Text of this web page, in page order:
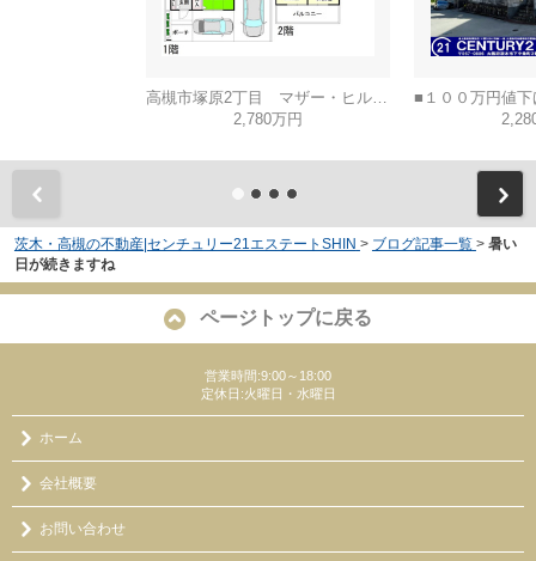
2,780万円
茨木・高槻の不動産|センチュリー21エステートSHIN > ブログ記事一覧 > 暑い
日が続きますね
ページトップに戻る
営業時間:9:00～18:00
定休日:火曜日・水曜日
ホーム
会社概要
お問い合わせ